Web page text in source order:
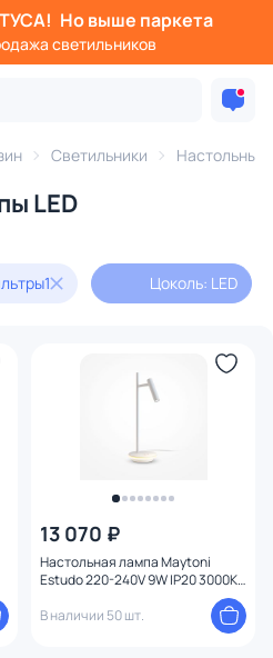
Но выше паркета
светильников
Светильники Настольные
LED
1 Цоколь: LED
13 070 ₽
Настольная лампа Maytoni
Estudo 220-240V 9W IP20 3000K
В наличии 50 шт.
с абажуром
До